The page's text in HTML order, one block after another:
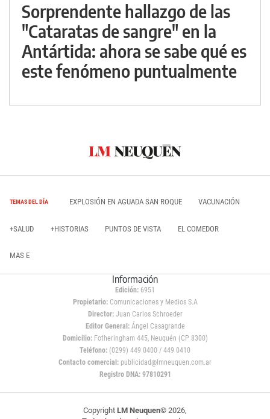
Sorprendente hallazgo de las
"Cataratas de sangre" en la
Antártida: ahora se sabe qué es
este fenómeno puntualmente
TEMAS DEL DÍA EXPLOSIÓN EN AGUADA SAN ROQUE VACUNACIÓN
+SALUD +HISTORIAS PUNTOS DE VISTA EL COMEDOR
MAS E
Información
Edición: 6951
Propietario:Comunicaciones y Medios S.A
Director: Juan Carlos Schroeder
Editor General:Ángel Casagrande
Domicilio:Fotheringham 445, Neuquén (CP 8300)
Teléfono: (0299) 449 0400 / 449 0410
Contacto comercial: publicidad@lmneuquen.com.ar
Registro DNA: 97810291
Copyright LM Neuquen© 2026,